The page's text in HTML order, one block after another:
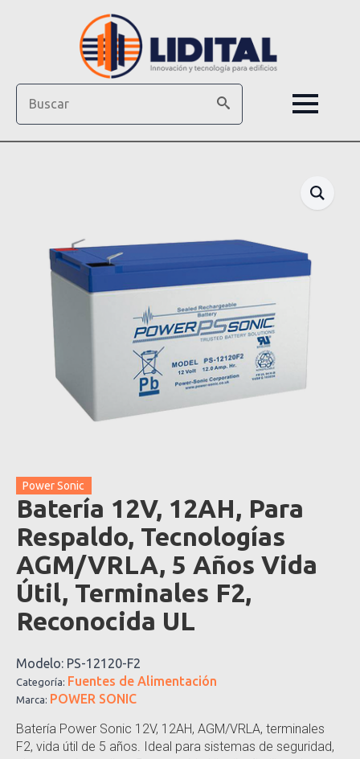
Power Sonic
Batería 12V, 12AH, Para
Respaldo, Tecnologías
AGM/VRLA, 5 Años Vida
Útil, Terminales F2,
Reconocida UL
Modelo: PS-12120-F2
Categoría: Fuentes de Alimentación
Marca: POWER SONIC
Batería Power Sonic 12V, 12AH, AGM/VRLA, terminales
F2, vida útil de 5 años. Ideal para sistemas de seguridad,